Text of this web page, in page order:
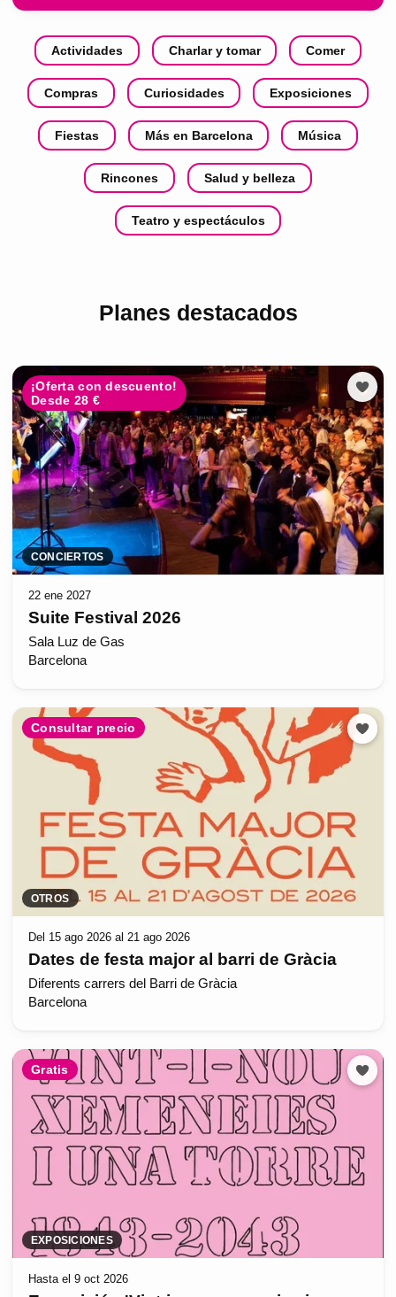
Actividades Charlar y tomar Comer
Compras Curiosidades Exposiciones
Fiestas Más en Barcelona Música
Rincones Salud y belleza
Teatro y espectáculos
Planes destacados
¡Oferta con descuento!
Desde 28 €
CONCIERTOS
22 ene 2027
Suite Festival 2026
Sala Luz de Gas
Barcelona
Consultar precio
OTROS
Del 15 ago 2026 al 21 ago 2026
Dates de festa major al barri de Gràcia
Diferents carrers del Barri de Gràcia
Barcelona
Gratis
EXPOSICIONES
Hasta el 9 oct 2026